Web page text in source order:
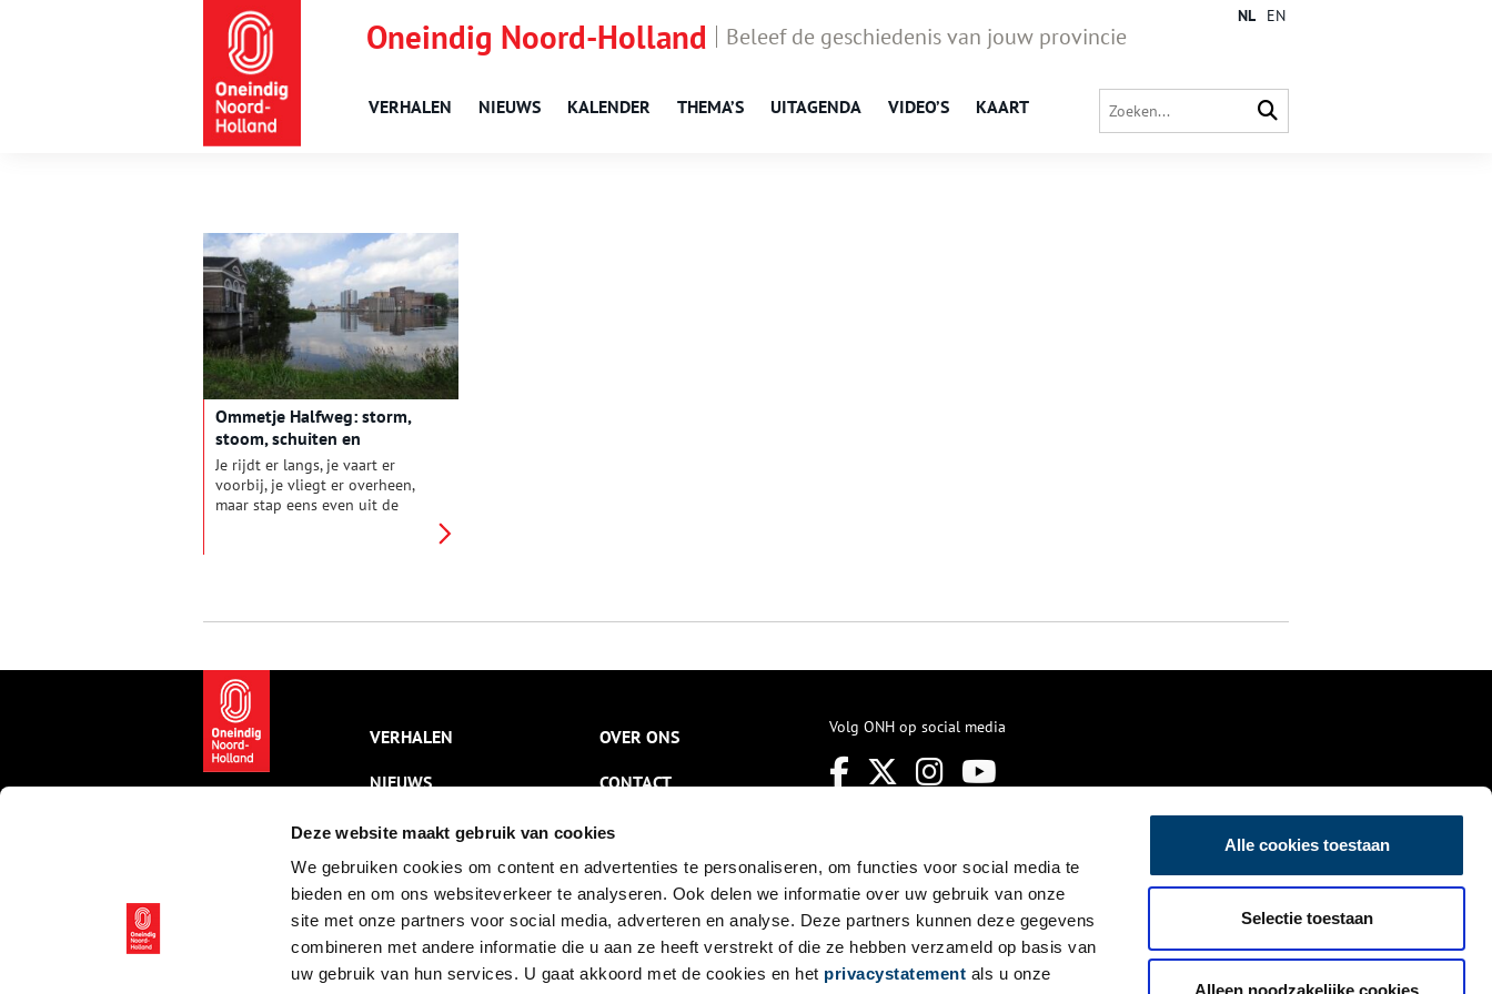
Deze website maakt gebruik van cookies
We gebruiken cookies om content en advertenties te personaliseren, om functies voor social media te
bieden en om ons websiteverkeer te analyseren. Ook delen we informatie over uw gebruik van onze
site met onze partners voor social media, adverteren en analyse. Deze partners kunnen deze gegevens
combineren met andere informatie die u aan ze heeft verstrekt of die ze hebben verzameld op basis van
uw gebruik van hun services. U gaat akkoord met de cookies en het privacystatement als u onze
Alle cookies toestaan
Selectie toestaan
Alleen noodzakelijke cookies
Oneindig Noord-Holland Beleef de geschiedenis van jouw provincie
VERHALEN NIEUWS KALENDER THEMA’S UITAGENDA VIDEO’S KAART
NL EN
Ommetje Halfweg: storm,
stoom, schuiten en
suikerbieten
Je rijdt er langs, je vaart er
voorbij, je vliegt er overheen,
maar stap eens even uit de
doorgaande verkeer wurmde
ommetje door Halfweg met het
verhaal van storm, stoom,
schuiten en suikerbieten.
VERHALEN
NIEUWS
KALENDER
THEMA’S
ACTIVITEITEN
VIDEO’S
OVER ONS
CONTACT
NIEUWSBRIEF
DISCLAIMER
PRIVACY
TOEGANKELIJKHEID
Volg ONH op social media